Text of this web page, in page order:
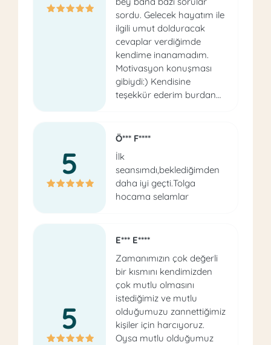
sordu. Gelecek hayatım ile
ilgili umut dolduracak
cevaplar verdiğimde
kendime inanamadım.
Motivasyon konuşması
gibiydi:) Kendisine
teşekkür ederim burdan…
5
Ö*** F****
İlk
seansımdı,beklediğimden
daha iyi geçti.Tolga
hocama selamlar
5
E*** E****
Zamanımızın çok değerli
bir kısmını kendimizden
çok mutlu olmasını
istediğimiz ve mutlu
olduğumuzu zannettiğimiz
kişiler için harcıyoruz.
Oysa mutlu olduğumuz